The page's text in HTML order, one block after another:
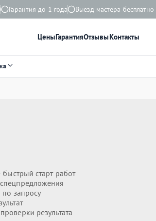
Гарантия до 1 года Выезд мастера бесплатно
ЦеныГарантияОтзывыКонтакты
быстрый старт работ
по запросу
результата